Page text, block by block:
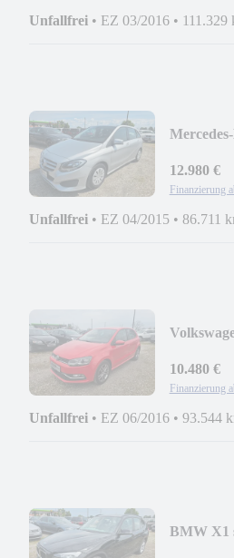
Unfallfrei • EZ 03/2016 • 111.329
12.980 €
Finanzierung
Unfallfrei • EZ 04/2015 • 86.711
10.480 €
Finanzierung
Unfallfrei • EZ 06/2016 • 93.544
BMW X1